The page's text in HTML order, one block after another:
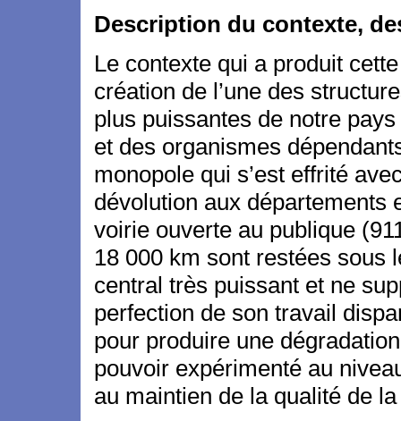
Description du contexte,
Le contexte qui a produit
création de l’une des
plus puissantes de notre
et des organismes
monopole qui s’est effrité
dévolution aux départements
voirie ouverte au publique
18 000 km sont restées sous
central très puissant et ne
perfection de son travail
pour produire une
pouvoir expérimenté au
au maintien de la qualité de